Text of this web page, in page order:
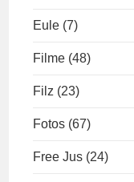
Eule (7)
Filme (48)
Filz (23)
Fotos (67)
Free Jus (24)